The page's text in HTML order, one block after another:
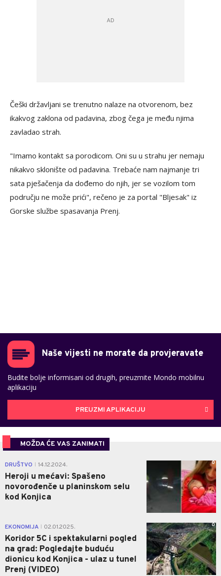
Češki državljani se trenutno nalaze na otvorenom, bez
ikakvog zaklona od padavina, zbog čega je među njima
zavladao strah.
"Imamo kontakt sa porodicom. Oni su u strahu jer nemaju
nikakvo sklonište od padavina. Trebaće nam najmanje tri
sata pješačenja da dođemo do njih, jer se vozilom tom
području ne može prići", rečeno je za portal "Bljesak" iz
Gorske službe spasavanja Prenj.
Naše vijesti ne morate da provjeravate
Budite bolje informisani od drugih, preuzmite Mondo mobilnu
aplikaciju
PREUZMI APLIKACIJU
MOŽDA ĆE VAS ZANIMATI
DRUŠTVO 14.12.2024.
Heroji u mećavi: Spašeno
novorođenče u planinskom selu
kod Konjica
0
EKONOMIJA 02.01.2025.
Koridor 5C i spektakularni pogled
na grad: Pogledajte buduću
dionicu kod Konjica - ulaz u tunel
Prenj (VIDEO)
0